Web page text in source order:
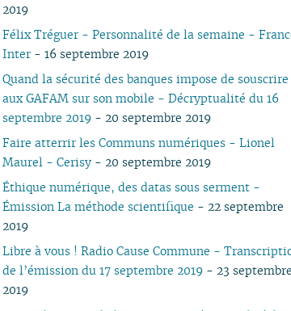
2019
Félix Tréguer - Personnalité de la semaine -
Inter - 16 septembre 2019
Quand la sécurité des banques impose de souscrire
aux GAFAM sur son mobile - Décryptualité du 16
septembre 2019 - 20 septembre 2019
Faire atterrir les Communs numériques - Lionel
Maurel - Cerisy - 20 septembre 2019
Éthique numérique, des datas sous serment -
Émission La méthode scientifique - 22 septembre
2019
Libre à vous ! Radio Cause Commune -
de l’émission du 17 septembre 2019 - 23 septembre
2019